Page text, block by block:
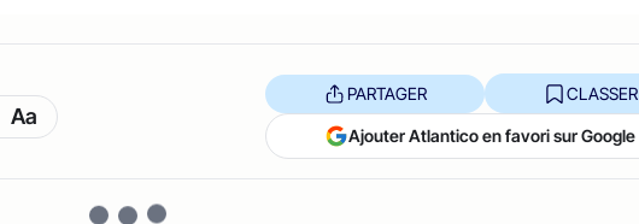
Aa
PARTAGER CLASSER
Ajouter Atlantico en favori sur Google